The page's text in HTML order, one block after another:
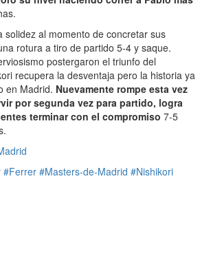
solidez al momento de concretar sus
rotura a tiro de partido 5-4 y saque.
postergaron el triunfo del
recupera la desventaja pero la historia ya
en Madrid. Nuevamente rompe esta vez
por segunda vez para partido, logra
terminar con el compromiso 7-5
#Ferrer #Masters-de-Madrid #Nishikori